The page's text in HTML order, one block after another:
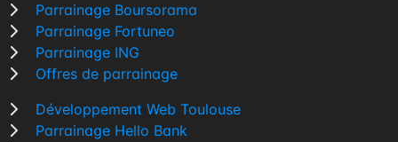
Parrainage Boursorama
Parrainage Fortuneo
Parrainage ING
Offres de parrainage
Développement Web Toulouse
Parrainage Hello Bank